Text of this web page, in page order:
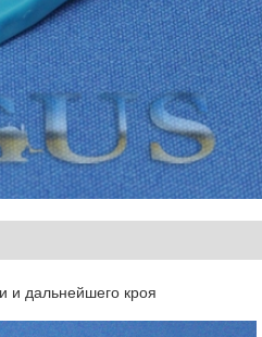
и дальнейшего кроя